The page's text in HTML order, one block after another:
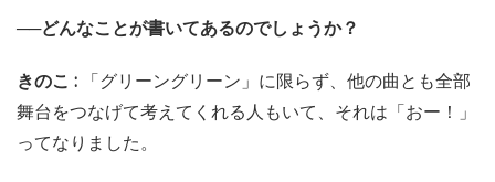
──どんなことが書いてあるのでしょうか？
きのこ : 「グリーングリーン」に限らず、他の曲とも全部
舞台をつなげて考えてくれる人もいて、それは「おー！」
ってなりました。